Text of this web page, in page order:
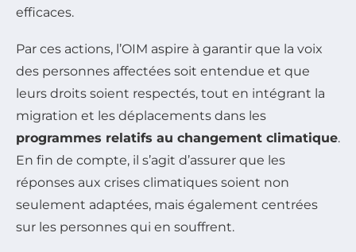
efficaces.
Par ces actions, l’OIM aspire à garantir que la voix
des personnes affectées soit entendue et que
leurs droits soient respectés, tout en intégrant la
migration et les déplacements dans les
programmes relatifs au changement climatique.
En fin de compte, il s’agit d’assurer que les
réponses aux crises climatiques soient non
seulement adaptées, mais également centrées
sur les personnes qui en souffrent.